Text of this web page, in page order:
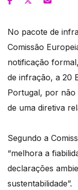
No pacote de
Comissão
notificação
de infração, a 20
Portugal, por não
de uma diretiva
Segundo a
“melhora a
declarações
sustentabilidade”.